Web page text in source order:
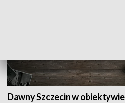
Dawny Szczecin w obiektywie